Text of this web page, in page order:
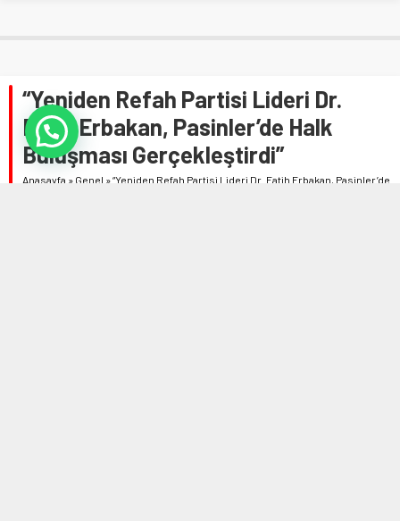
“Yeniden Refah Partisi Lideri Dr.
Fatih Erbakan, Pasinler’de Halk
Buluşması Gerçekleştirdi”
Anasayfa » Genel »“Yeniden Refah Partisi Lideri Dr. Fatih Erbakan, Pasinler’de